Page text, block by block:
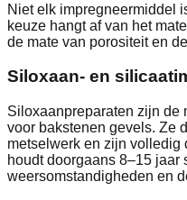
Niet elk impregneermiddel
keuze hangt af van het
de mate van porositeit en
Siloxaan- en
Siloxaanpreparaten zijn de
voor bakstenen gevels. Ze
metselwerk en zijn volledig
houdt doorgaans 8–15 jaar
weersomstandigheden en